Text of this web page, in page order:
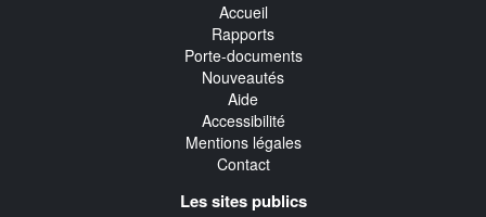
Accueil
Rapports
Porte-documents
Nouveautés
Aide
Accessibilité
Mentions légales
Contact
Les sites publics